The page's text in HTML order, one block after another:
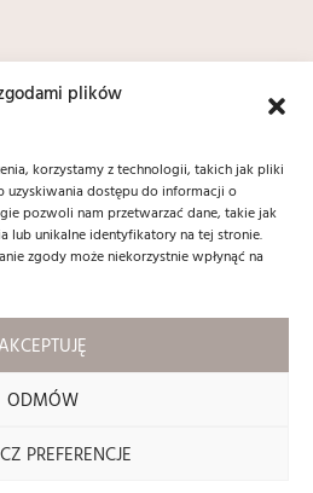
plików
korzystamy z technologii, takich jak pliki
dostępu do informacji o
pozwoli nam przetwarzać dane, takie jak
lub unikalne identyfikatory na tej stronie.
zgody może niekorzystnie wpłynąć na
ODMÓW
PREFERENCJE
contractnieruchomosci.pl